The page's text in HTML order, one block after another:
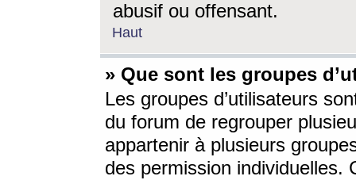
abusif ou offensant.
Haut
» Que sont les groupes
Les groupes d’utilisateurs
du forum de regrouper
appartenir à plusieurs
des permission individuelles.